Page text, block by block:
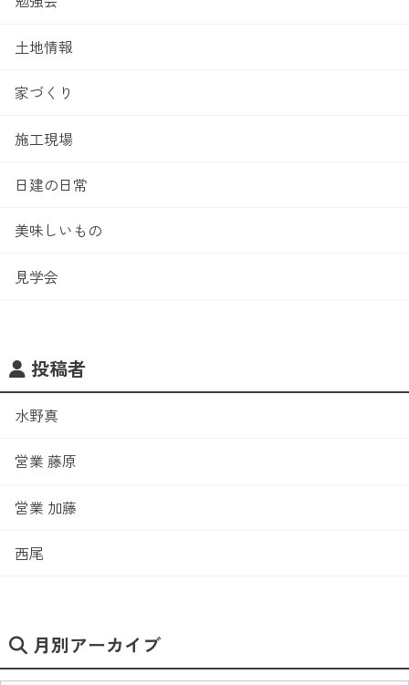
土地情報
家づくり
施工現場
日建の日常
美味しいもの
見学会
投稿者
水野真
営業 藤原
営業 加藤
西尾
月別アーカイブ